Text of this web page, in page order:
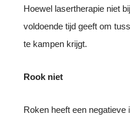
Hoewel lasertherapie niet
voldoende tijd geeft om
te kampen krijgt.
Rook niet
Roken heeft een